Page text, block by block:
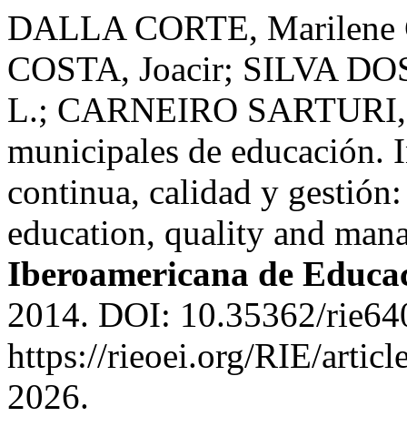
DALLA CORTE,
COSTA, Joacir; SILVA
L.; CARNEIRO
municipales de educación.
continua, calidad y
education, quality and
Iberoamericana de
2014. DOI: 10.35362/
https://rieoei.org/RIE/
2026.